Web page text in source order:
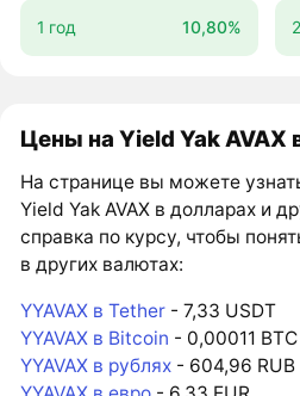
1 год 10,80%
Цены на Yield Yak AVAX
На странице вы можете
Yield Yak AVAX в долларах и
справка по курсу, чтобы
в других валютах:
YYAVAX в Tether - 7,33 USDT
YYAVAX в Bitcoin - 0,00011 BTC
YYAVAX в рублях - 604,96 RUB